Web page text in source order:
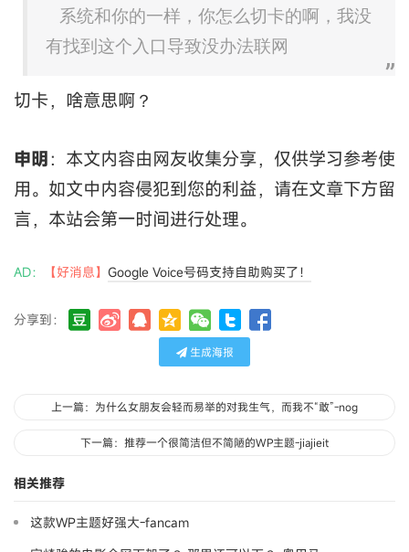
系统和你的一样，你怎么切卡的啊，我没
有找到这个入口导致没办法联网
切卡，啥意思啊？
申明 ：本文内容由网友收集分享，仅供学习参考使
用。如文中内容侵犯到您的利益，请在文章下方留
言，本站会第一时间进行处理。
AD： 【好消息】 Google Voice号码支持自助购买了！
分享到：
生成海报
上一篇：为什么女朋友会轻而易举的对我生气，而我不“敢”-nog
下一篇：推荐一个很简洁但不简陋的WP主题-jiajieit
相关推荐
这款WP主题好强大-fancam